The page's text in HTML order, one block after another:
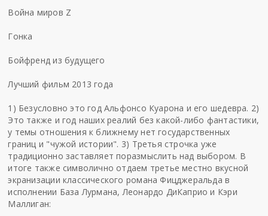
Война миров Z
Гонка
Бойфренд из будущего
Лучший фильм 2013 года
1) Безусловно это год Альфонсо Куарона и его шедевра. 2)
Это также и год наших реалий без какой-либо фантастики,
у темы отношения к ближнему нет государственных
границ и "чужой истории". 3) Третья строчка уже
традиционно заставляет поразмыслить над выбором. В
итоге также символично отдаем третье местно вкусной
экранизации классического романа Фицджеральда в
исполнении База Лурмана, Леонардо ДиКаприо и Кэри
Маллиган: